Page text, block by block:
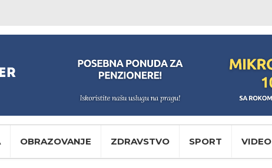
OBRAZOVANJE ZDRAVSTVO SPORT VIDEO